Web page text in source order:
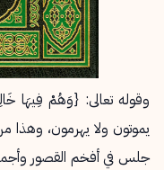
يموتون ولا يهرمون، وهذا
جلس في أفخم القصور